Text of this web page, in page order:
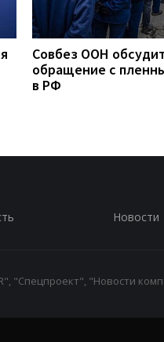
Совбез ООН
обращение с
в РФ
Новости
"Спецпроект", "Новости